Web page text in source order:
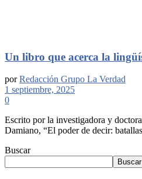
Un libro que acerca la
por Redacción Grupo La Verdad
1 septiembre, 2025
0
Escrito por la investigadora y
Damiano, “El poder de decir:
Buscar
Buscar